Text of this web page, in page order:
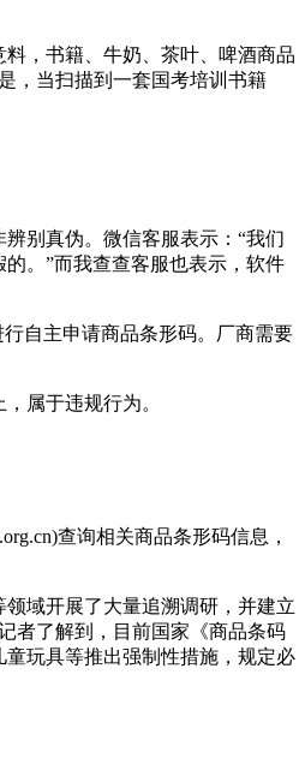
，书籍、牛奶、茶叶、啤酒商品
，当扫描到一套国考培训书籍
别真伪。微信客服表示：“我们
。”而我查查客服也表示，软件
自主申请商品条形码。厂商需要
属于违规行为。
查询相关商品条形码信息，
域开展了大量追溯调研，并建立
者了解到，目前国家《商品条码
玩具等推出强制性措施，规定必